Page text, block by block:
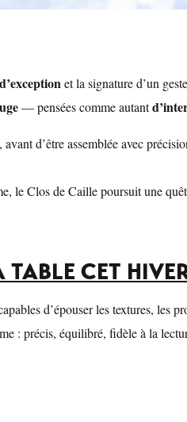
et la signature d’un
— pensées comme autant
d’être assemblée avec
le Clos de Caille poursuit une
TABLE CET
d’épouser les textures, les
: précis, équilibré, fidèle à la